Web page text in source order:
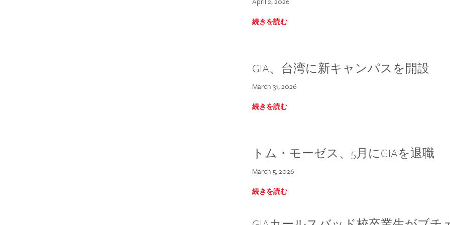
続きを読む
GIA、台湾に新キャンパスを開設
March 31, 2026
続きを読む
トム・モーゼス、5月にGIAを退職
March 5, 2026
続きを読む